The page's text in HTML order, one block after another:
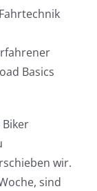
Basics
wir.
sind